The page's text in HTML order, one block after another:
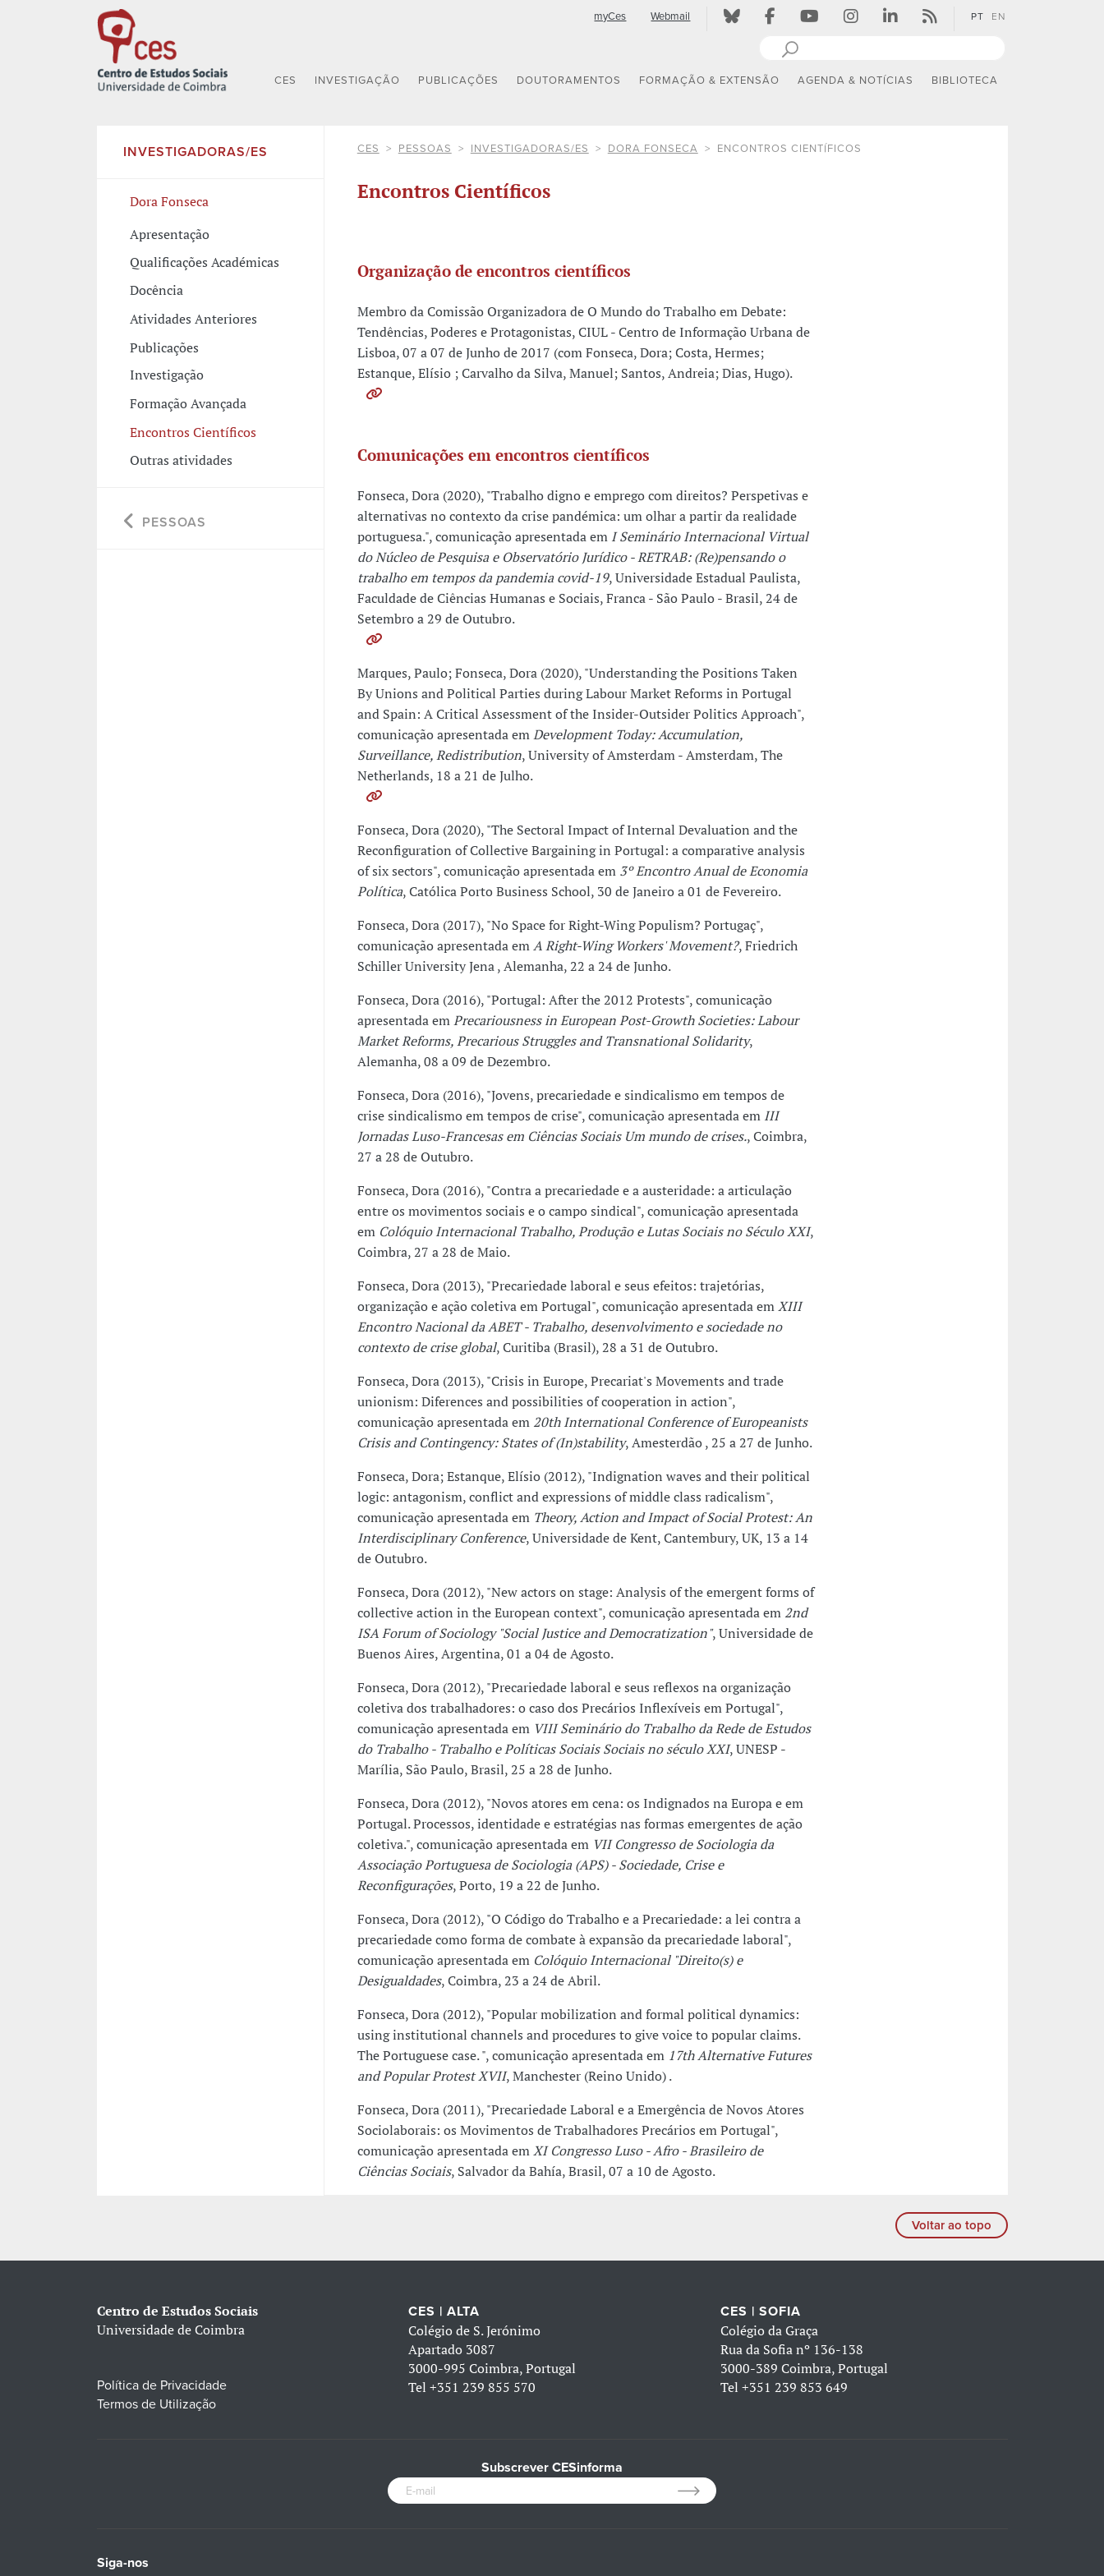
myCes Webmail PT EN
CES INVESTIGAÇÃO PUBLICAÇÕES DOUTORAMENTOS FORMAÇÃO & EXTENSÃO AGENDA & NOTÍCIAS BIBLIOTECA
INVESTIGADORAS/ES
Dora Fonseca
Apresentação
Qualificações Académicas
Docência
Atividades Anteriores
Publicações
Investigação
Formação Avançada
Encontros Científicos
Outras atividades
PESSOAS
CES PESSOAS INVESTIGADORAS/ES DORA FONSECA ENCONTROS CIENTÍFICOS
Encontros Científicos
Organização de encontros científicos
Membro da Comissão Organizadora de O Mundo do Trabalho em Debate:
Tendências, Poderes e Protagonistas, CIUL - Centro de Informação Urbana de
Lisboa, 07 a 07 de Junho de 2017 (com Fonseca, Dora; Costa, Hermes;
Estanque, Elísio ; Carvalho da Silva, Manuel; Santos, Andreia; Dias, Hugo).
Comunicações em encontros científicos
Fonseca, Dora (2020), "Trabalho digno e emprego com direitos? Perspetivas e
alternativas no contexto da crise pandémica: um olhar a partir da realidade
portuguesa.", comunicação apresentada em I Seminário Internacional Virtual
do Núcleo de Pesquisa e Observatório Jurídico - RETRAB: (Re)pensando o
trabalho em tempos da pandemia covid-19, Universidade Estadual Paulista,
Faculdade de Ciências Humanas e Sociais, Franca - São Paulo - Brasil, 24 de
Setembro a 29 de Outubro.
Marques, Paulo; Fonseca, Dora (2020), "Understanding the Positions Taken
By Unions and Political Parties during Labour Market Reforms in Portugal
and Spain: A Critical Assessment of the Insider-Outsider Politics Approach",
comunicação apresentada emDevelopment Today: Accumulation,
Surveillance, Redistribution, University of Amsterdam - Amsterdam, The
Netherlands, 18 a 21 de Julho.
Fonseca, Dora (2020), "The Sectoral Impact of Internal Devaluation and the
Reconfiguration of Collective Bargaining in Portugal: a comparative analysis
of six sectors", comunicação apresentada em 3º Encontro Anual de Economia
Política, Católica Porto Business School, 30 de Janeiro a 01 de Fevereiro.
Fonseca, Dora (2017), "No Space for Right-Wing Populism? Portugaç",
comunicação apresentada emA Right-Wing Workers' Movement?, Friedrich
Schiller University Jena , Alemanha, 22 a 24 de Junho.
Fonseca, Dora (2016), "Portugal: After the 2012 Protests", comunicação
apresentada emPrecariousness in European Post-Growth Societies: Labour
Market Reforms, Precarious Struggles and Transnational Solidarity,
Alemanha, 08 a 09 de Dezembro.
Fonseca, Dora (2016), "Jovens, precariedade e sindicalismo em tempos de
crise sindicalismo em tempos de crise", comunicação apresentada em III
Jornadas Luso-Francesas em Ciências Sociais Um mundo de crises., Coimbra,
27 a 28 de Outubro.
Fonseca, Dora (2016), "Contra a precariedade e a austeridade: a articulação
entre os movimentos sociais e o campo sindical", comunicação apresentada
em Colóquio Internacional Trabalho, Produção e Lutas Sociais no Século XXI,
Coimbra, 27 a 28 de Maio.
Fonseca, Dora (2013), "Precariedade laboral e seus efeitos: trajetórias,
organização e ação coletiva em Portugal", comunicação apresentada emXIII
Encontro Nacional da ABET - Trabalho, desenvolvimento e sociedade no
contexto de crise global, Curitiba (Brasil), 28 a 31 de Outubro.
Fonseca, Dora (2013), "Crisis in Europe, Precariat's Movements and trade
unionism: Diferences and possibilities of cooperation in action",
comunicação apresentada em 20th International Conference of Europeanists
Crisis and Contingency: States of (In)stability, Amesterdão , 25 a 27 de Junho.
Fonseca, Dora; Estanque, Elísio (2012), "Indignation waves and their political
logic: antagonism, conflict and expressions of middle class radicalism",
comunicação apresentada em Theory, Action and Impact of Social Protest: An
Interdisciplinary Conference, Universidade de Kent, Cantembury, UK, 13 a 14
de Outubro.
Fonseca, Dora (2012), "New actors on stage: Analysis of the emergent forms of
collective action in the European context", comunicação apresentada em 2nd
ISA Forum of Sociology "Social Justice and Democratization", Universidade de
Buenos Aires, Argentina, 01 a 04 de Agosto.
Fonseca, Dora (2012), "Precariedade laboral e seus reflexos na organização
coletiva dos trabalhadores: o caso dos Precários Inflexíveis em Portugal",
comunicação apresentada em VIII Seminário do Trabalho da Rede de Estudos
do Trabalho - Trabalho e Políticas Sociais Sociais no século XXI, UNESP -
Marília, São Paulo, Brasil, 25 a 28 de Junho.
Fonseca, Dora (2012), "Novos atores em cena: os Indignados na Europa e em
Portugal. Processos, identidade e estratégias nas formas emergentes de ação
coletiva.", comunicação apresentada em VII Congresso de Sociologia da
Associação Portuguesa de Sociologia (APS) - Sociedade, Crise e
Reconfigurações, Porto, 19 a 22 de Junho.
Fonseca, Dora (2012), "O Código do Trabalho e a Precariedade: a lei contra a
precariedade como forma de combate à expansão da precariedade laboral",
comunicação apresentada em Colóquio Internacional "Direito(s) e
Desigualdades, Coimbra, 23 a 24 de Abril.
Fonseca, Dora (2012), "Popular mobilization and formal political dynamics:
using institutional channels and procedures to give voice to popular claims.
The Portuguese case. ", comunicação apresentada em 17th Alternative Futures
and Popular Protest XVII, Manchester (Reino Unido) .
Fonseca, Dora (2011), "Precariedade Laboral e a Emergência de Novos Atores
Sociolaborais: os Movimentos de Trabalhadores Precários em Portugal",
comunicação apresentada emXI Congresso Luso - Afro - Brasileiro de
Ciências Sociais, Salvador da Bahía, Brasil, 07 a 10 de Agosto.
Voltar ao topo
Centro de Estudos Sociais
Universidade de Coimbra
Política de Privacidade
Termos de Utilização
CES | ALTA
Colégio de S. Jerónimo
Apartado 3087
3000-995 Coimbra, Portugal
Tel+351 239 855 570
CES | SOFIA
Colégio da Graça
Rua da Sofia nº 136-138
3000-389 Coimbra, Portugal
Tel +351 239 853 649
Subscrever CESinforma
Siga-nos